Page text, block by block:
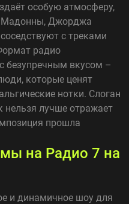
особую атмосферу,
Мадонны, Джорджа
с треками
радио
безупречным вкусом –
которые ценят
нотки. Слоган
нельзя лучше отражает
прошла
на Радио 7 на
и динамичное шоу для